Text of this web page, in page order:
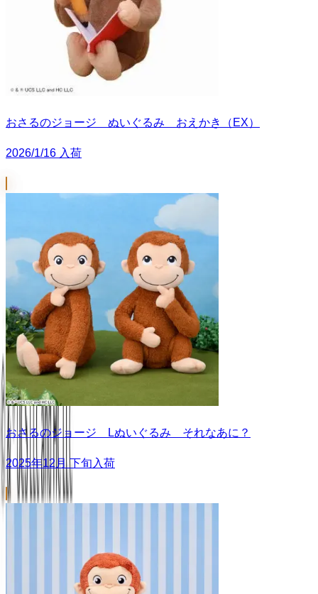
おさるのジョージ ぬいぐるみ おえかき（EX）
2026/1/16 入荷
おさるのジョージ Lぬいぐるみ それなあに？
2025年12月 下旬入荷